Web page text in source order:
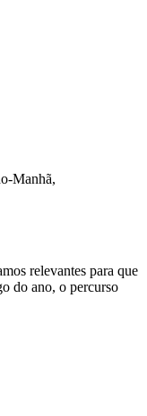
Manhã,
relevantes para que
do ano, o percurso